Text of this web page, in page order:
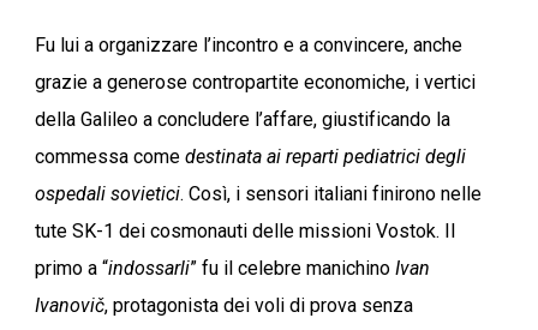
Fu lui a organizzare l’incontro e a convincere, anche
grazie a generose contropartite economiche, i vertici
della Galileo a concludere l’affare, giustificando la
commessa comedestinata ai reparti pediatrici degli
ospedali sovietici. Così, i sensori italiani finirono nelle
tute SK-1 dei cosmonauti delle missioni Vostok. Il
primo a “indossarli” fu il celebre manichinoIvan
Ivanovič, protagonista dei voli di prova senza